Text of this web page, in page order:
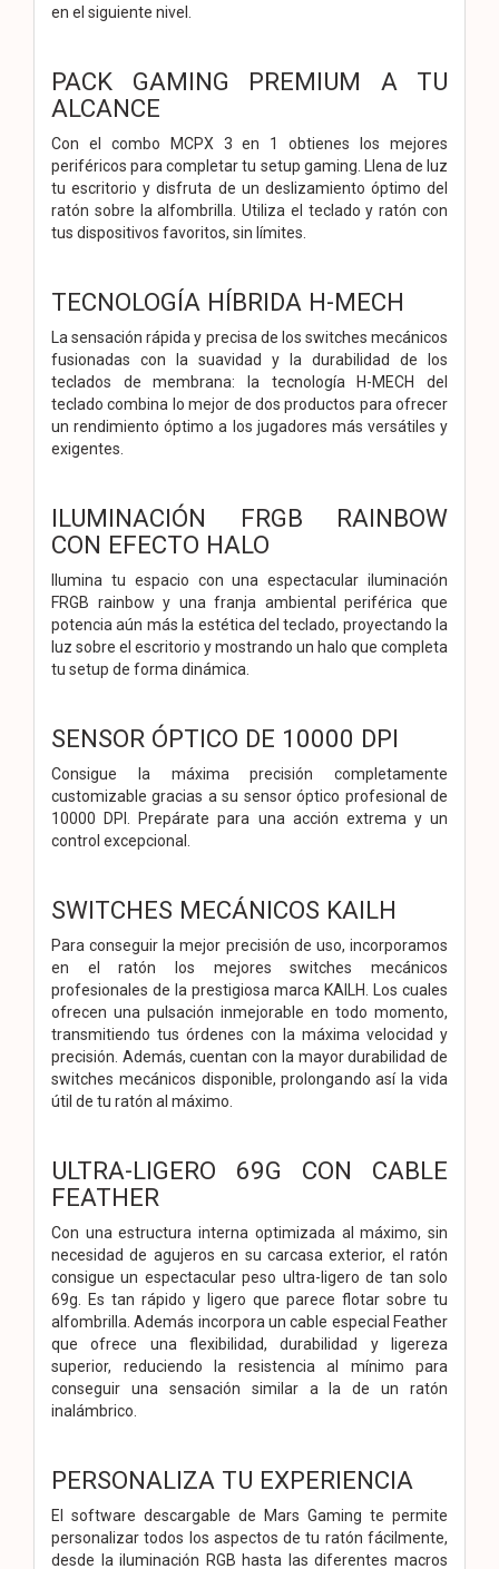
en el siguiente nivel.
PACK GAMING PREMIUM A TU
ALCANCE
Con el combo MCPX 3 en 1 obtienes los mejores
periféricos para completar tu setup gaming. Llena de luz
tu escritorio y disfruta de un deslizamiento óptimo del
ratón sobre la alfombrilla. Utiliza el teclado y ratón con
tus dispositivos favoritos, sin límites.
TECNOLOGÍA HÍBRIDA H-MECH
La sensación rápida y precisa de los switches mecánicos
fusionadas con la suavidad y la durabilidad de los
teclados de membrana: la tecnología H-MECH del
teclado combina lo mejor de dos productos para ofrecer
un rendimiento óptimo a los jugadores más versátiles y
exigentes.
ILUMINACIÓN FRGB RAINBOW
CON EFECTO HALO
Ilumina tu espacio con una espectacular iluminación
FRGB rainbow y una franja ambiental periférica que
potencia aún más la estética del teclado, proyectando la
luz sobre el escritorio y mostrando un halo que completa
tu setup de forma dinámica.
SENSOR ÓPTICO DE 10000 DPI
Consigue la máxima precisión completamente
customizable gracias a su sensor óptico profesional de
10000 DPI. Prepárate para una acción extrema y un
control excepcional.
SWITCHES MECÁNICOS KAILH
Para conseguir la mejor precisión de uso, incorporamos
en el ratón los mejores switches mecánicos
profesionales de la prestigiosa marca KAILH. Los cuales
ofrecen una pulsación inmejorable en todo momento,
transmitiendo tus órdenes con la máxima velocidad y
precisión. Además, cuentan con la mayor durabilidad de
switches mecánicos disponible, prolongando así la vida
útil de tu ratón al máximo.
ULTRA-LIGERO 69G CON CABLE
FEATHER
Con una estructura interna optimizada al máximo, sin
necesidad de agujeros en su carcasa exterior, el ratón
consigue un espectacular peso ultra-ligero de tan solo
69g. Es tan rápido y ligero que parece flotar sobre tu
alfombrilla. Además incorpora un cable especial Feather
que ofrece una flexibilidad, durabilidad y ligereza
superior, reduciendo la resistencia al mínimo para
conseguir una sensación similar a la de un ratón
inalámbrico.
PERSONALIZA TU EXPERIENCIA
El software descargable de Mars Gaming te permite
personalizar todos los aspectos de tu ratón fácilmente,
desde la iluminación RGB hasta las diferentes macros